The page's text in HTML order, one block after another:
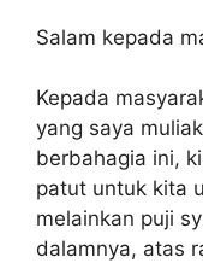
Salam kepada
Kepada
yang saya
berbahagia ini,
patut untuk kita
melainkan puji
dalamnya, atas